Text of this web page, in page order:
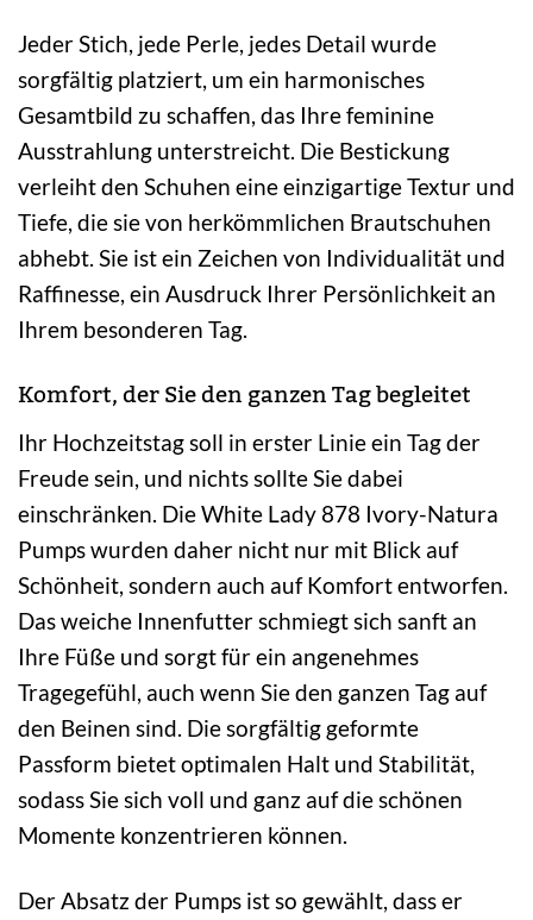
Jeder Stich, jede Perle, jedes Detail wurde
sorgfältig platziert, um ein harmonisches
Gesamtbild zu schaffen, das Ihre feminine
Ausstrahlung unterstreicht. Die Bestickung
verleiht den Schuhen eine einzigartige Textur und
Tiefe, die sie von herkömmlichen Brautschuhen
abhebt. Sie ist ein Zeichen von Individualität und
Raffinesse, ein Ausdruck Ihrer Persönlichkeit an
Ihrem besonderen Tag.
Komfort, der Sie den ganzen Tag begleitet
Ihr Hochzeitstag soll in erster Linie ein Tag der
Freude sein, und nichts sollte Sie dabei
einschränken. Die White Lady 878 Ivory-Natura
Pumps wurden daher nicht nur mit Blick auf
Schönheit, sondern auch auf Komfort entworfen.
Das weiche Innenfutter schmiegt sich sanft an
Ihre Füße und sorgt für ein angenehmes
Tragegefühl, auch wenn Sie den ganzen Tag auf
den Beinen sind. Die sorgfältig geformte
Passform bietet optimalen Halt und Stabilität,
sodass Sie sich voll und ganz auf die schönen
Momente konzentrieren können.
Der Absatz der Pumps ist so gewählt, dass er